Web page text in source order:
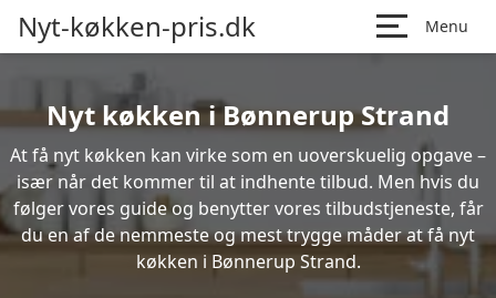
Nyt-køkken-pris.dk Menu
Nyt køkken i Bønnerup Strand
At få nyt køkken kan virke som en uoverskuelig opgave –
især når det kommer til at indhente tilbud. Men hvis du
følger vores guide og benytter vores tilbudstjeneste, får
du en af de nemmeste og mest trygge måder at få nyt
køkken i Bønnerup Strand.